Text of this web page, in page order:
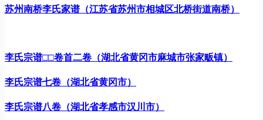
苏州南桥李氏家谱（江苏省苏州市相城区北桥街道南桥）
李氏宗谱□□卷首二卷（湖北省黄冈市麻城市张家畈镇）
李氏宗谱七卷（湖北省黄冈市）
李氏宗谱八卷（湖北省孝感市汉川市）